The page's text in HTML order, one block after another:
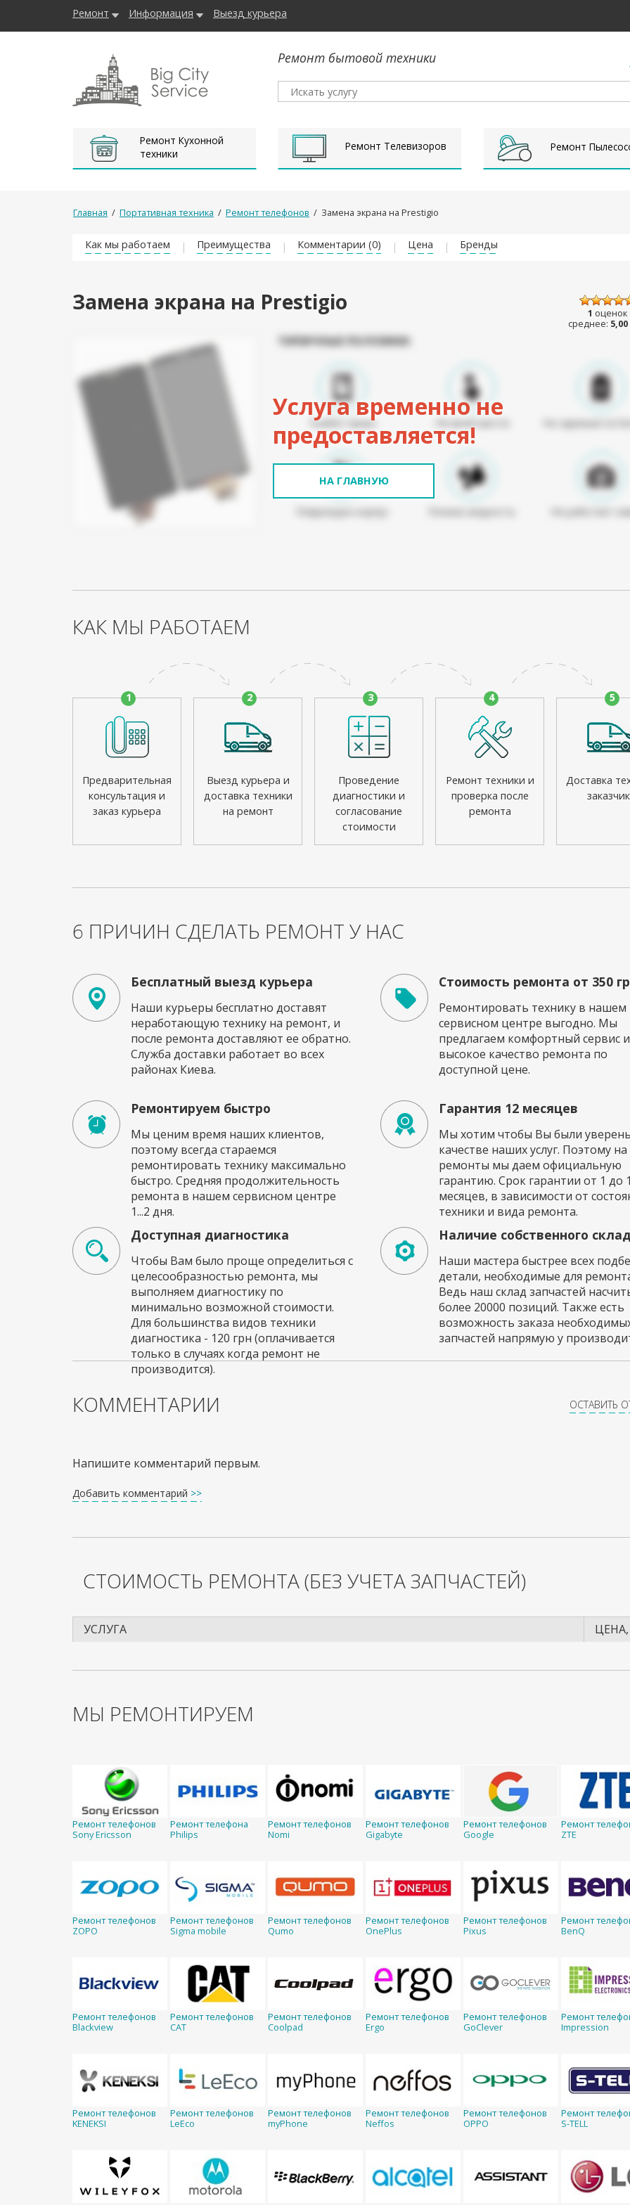
Ремонт Информация Выезд курьера
Ремонт бытовой техники
Ремонт Кухонной
техники
Ремонт Телевизоров Ремонт
Главная / Портативная техника / Ремонт телефонов / Замена экрана на Prestigio
Как мы работаем Преимущества Комментарии (0) Цена Бренды
Замена экрана на Prestigio 1 оценок
среднее: 5,00
Услуга временно не
предоставляется!
НА ГЛАВНУЮ
ТИПИЧНЫЕ ПОЛОМКИ:
Разбит экран Не включается Не заряжается
Поврежден корпус Попала жидкость Не работает
КАК МЫ РАБОТАЕМ
1
Предварительная
консультация и
заказ курьера
2
Выезд курьера и
доставка техники
на ремонт
3
Проведение
диагностики и
согласование
стоимости
4
Ремонт техники и
проверка после
ремонта
5
Доставка
6 ПРИЧИН СДЕЛАТЬ РЕМОНТ У НАС
Бесплатный выезд курьера
Наши курьеры бесплатно доставят
неработающую технику на ремонт, и
после ремонта доставляют ее обратно.
Служба доставки работает во всех
районах Киева.
Стоимость ремонта от 350
Ремонтировать технику в нашем
сервисном центре выгодно. Мы
предлагаем комфортный сервис и
высокое качество ремонта по
доступной цене.
Ремонтируем быстро
Мы ценим время наших клиентов,
поэтому всегда стараемся
ремонтировать технику максимально
быстро. Средняя продолжительность
ремонта в нашем сервисном центре
1...2 дня.
Гарантия 12 месяцев
Мы хотим чтобы Вы были
качестве наших услуг. Поэтому на
ремонты мы даем официальную
гарантию. Срок гарантии от 1 до
месяцев, в зависимости от
техники и вида ремонта.
Доступная диагностика
Чтобы Вам было проще определиться с
целесообразностью ремонта, мы
выполняем диагностику по
минимально возможной стоимости.
Для большинства видов техники
диагностика - 120 грн (оплачивается
только в случаях когда ремонт не
производится).
Наличие собственного
Наши мастера быстрее всех
детали, необходимые для
Ведь наш склад запчастей
более 20000 позиций. Также есть
возможность заказа
запчастей напрямую у
КОММЕНТАРИИ ОСТАВИТЬ
Напишите комментарий первым.
Добавить комментарий >>
СТОИМОСТЬ РЕМОНТА(БЕЗ УЧЕТА ЗАПЧАСТЕЙ)
УСЛУГА
МЫ РЕМОНТИРУЕМ
Ремонт телефонов
Sony Ericsson
Ремонт телефона
Philips
Ремонт телефонов
Nomi
Ремонт телефонов
Gigabyte
Ремонт телефонов
Google
Ремонт
ZTE
Ремонт телефонов
ZOPO
Ремонт телефонов
Sigma mobile
Ремонт телефонов
Qumo
Ремонт телефонов
OnePlus
Ремонт телефонов
Pixus
Ремонт
BenQ
Ремонт телефонов
Blackview
Ремонт телефонов
CAT
Ремонт телефонов
Coolpad
Ремонт телефонов
Ergo
Ремонт телефонов
GoClever
Ремонт
Impression
Ремонт телефонов
KENEKSI
Ремонт телефонов
LeEco
Ремонт телефонов
myPhone
Ремонт телефонов
Neffos
Ремонт телефонов
OPPO
Ремонт
S-TELL